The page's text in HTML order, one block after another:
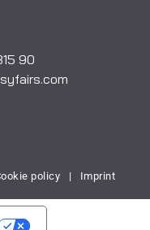
90
policy | Imprint